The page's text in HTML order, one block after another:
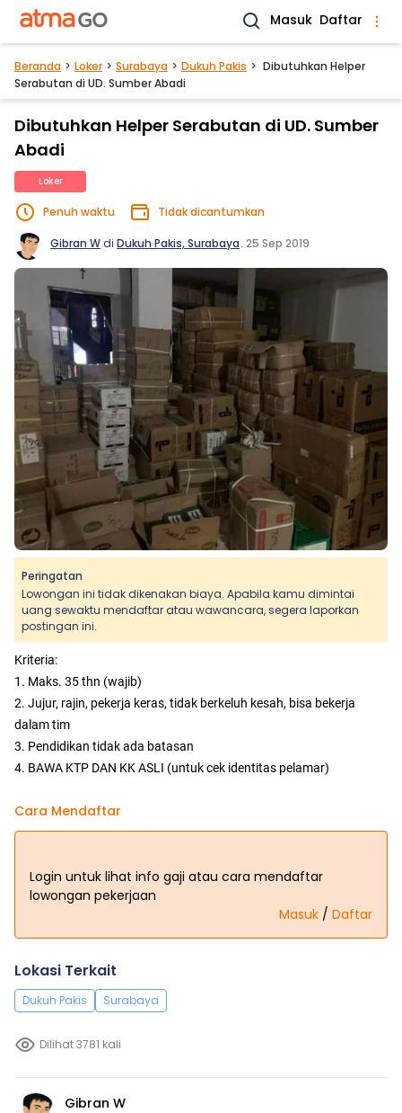
Masuk Daftar
Beranda Loker Surabaya Dukuh Pakis
Dibutuhkan Helper
Serabutan di UD. Sumber Abadi
Dibutuhkan Helper Serabutan di UD. Sumber
Abadi
Loker
Penuh waktu Tidak dicantumkan
Gibran Wdi Dukuh Pakis, Surabaya. 25 Sep 2019
Peringatan
Lowongan ini tidak dikenakan biaya. Apabila kamu dimintai
uang sewaktu mendaftar atau wawancara, segera laporkan
postingan ini.
Kriteria:
1. Maks. 35 thn (wajib)
2. Jujur, rajin, pekerja keras, tidak berkeluh kesah, bisa bekerja
dalam tim
3. Pendidikan tidak ada batasan
4. BAWA KTP DAN KK ASLI (untuk cek identitas pelamar)
Cara Mendaftar
Login untuk lihat info gaji atau cara mendaftar
lowongan pekerjaan
Masuk / Daftar
Lokasi Terkait
Dukuh Pakis Surabaya
Dilihat 3781 kali
Gibran W